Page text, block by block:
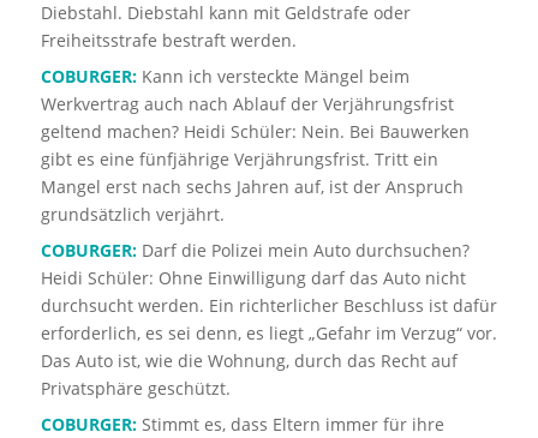
Diebstahl. Diebstahl kann mit Geldstrafe oder
Freiheitsstrafe bestraft werden.
COBURGER:Kann ich versteckte Mängel beim
Werkvertrag auch nach Ablauf der Verjährungsfrist
geltend machen? Heidi Schüler: Nein. Bei Bauwerken
gibt es eine fünfjährige Verjährungsfrist. Tritt ein
Mangel erst nach sechs Jahren auf, ist der Anspruch
grundsätzlich verjährt.
COBURGER:Darf die Polizei mein Auto durchsuchen?
Heidi Schüler: Ohne Einwilligung darf das Auto nicht
durchsucht werden. Ein richterlicher Beschluss ist dafür
erforderlich, es sei denn, es liegt „Gefahr im Verzug“ vor.
Das Auto ist, wie die Wohnung, durch das Recht auf
Privatsphäre geschützt.
COBURGER:Stimmt es, dass Eltern immer für ihre